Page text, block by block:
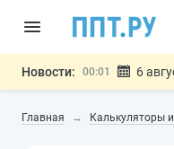
Новости: 00:01 6
05.08
Главная Калькуляторы